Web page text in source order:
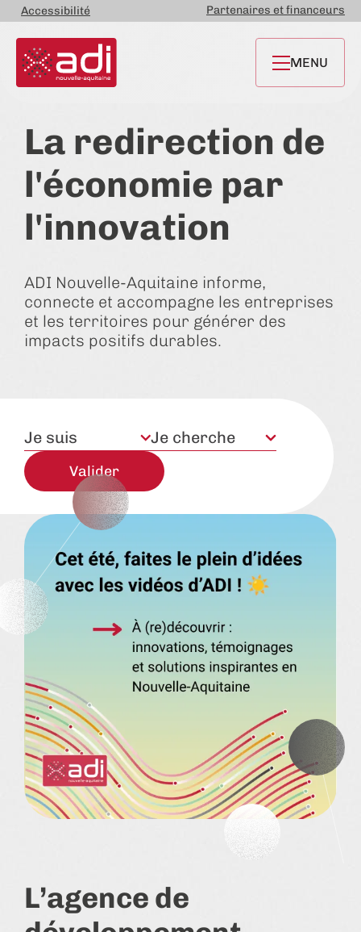
Accessibilité Partenaires et financeurs
MENU
La redirection de
l'économie par
l'innovation
ADI Nouvelle-Aquitaine informe,
connecte et accompagne les entreprises
et les territoires pour générer des
impacts positifs durables.
Je suis Je cherche
L’agence de